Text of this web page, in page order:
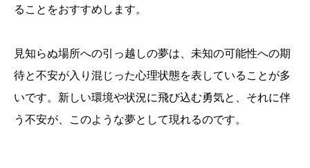
ることをおすすめします。
見知らぬ場所への引っ越しの夢は、未知の可能性への期
待と不安が入り混じった心理状態を表していることが多
いです。新しい環境や状況に飛び込む勇気と、それに伴
う不安が、このような夢として現れるのです。